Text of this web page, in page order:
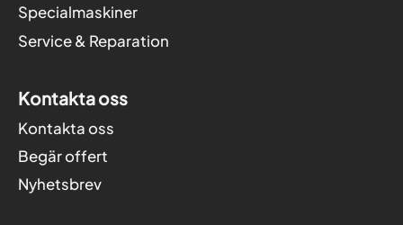
Specialmaskiner
Service & Reparation
Kontakta oss
Kontakta oss
Begär offert
Nyhetsbrev